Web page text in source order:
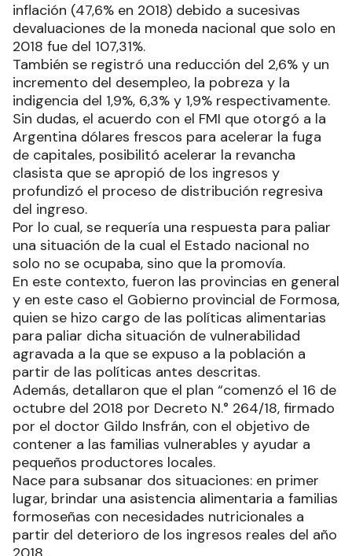
inflación (47,6% en 2018) debido a sucesivas
devaluaciones de la moneda nacional que solo en
2018 fue del 107,31%.
También se registró una reducción del 2,6% y un
incremento del desempleo, la pobreza y la
indigencia del 1,9%, 6,3% y 1,9% respectivamente.
Sin dudas, el acuerdo con el FMI que otorgó a la
Argentina dólares frescos para acelerar la fuga
de capitales, posibilitó acelerar la revancha
clasista que se apropió de los ingresos y
profundizó el proceso de distribución regresiva
del ingreso.
Por lo cual, se requería una respuesta para paliar
una situación de la cual el Estado nacional no
solo no se ocupaba, sino que la promovía.
En este contexto, fueron las provincias en general
y en este caso el Gobierno provincial de Formosa,
quien se hizo cargo de las políticas alimentarias
para paliar dicha situación de vulnerabilidad
agravada a la que se expuso a la población a
partir de las políticas antes descritas.
Además, detallaron que el plan “comenzó el 16 de
octubre del 2018 por Decreto N.° 264/18, firmado
por el doctor Gildo Insfrán, con el objetivo de
contener a las familias vulnerables y ayudar a
pequeños productores locales.
Nace para subsanar dos situaciones: en primer
lugar, brindar una asistencia alimentaria a familias
formoseñas con necesidades nutricionales a
partir del deterioro de los ingresos reales del año